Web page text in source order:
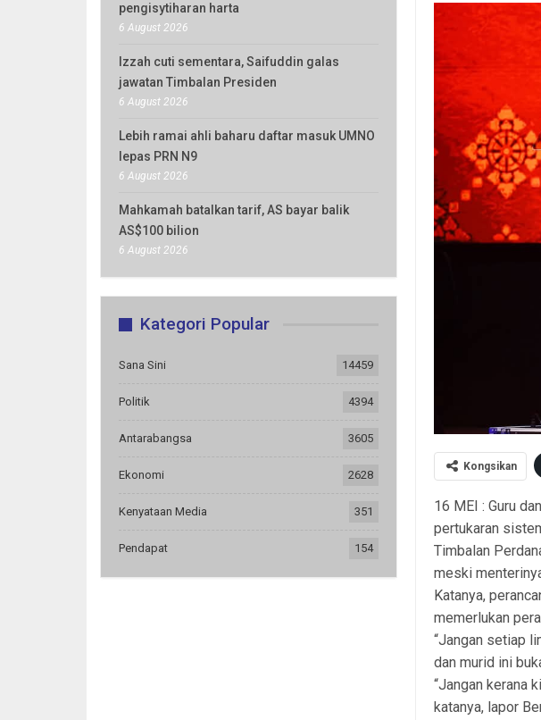
Kongsikan
16 MEI : Guru
pertukaran
Timbalan
meski
Katanya,
memerlukan
“Jangan setiap
dan murid ini
“Jangan kerana
katanya, lapor
pengisytiharan harta
6 August 2026
Izzah cuti sementara, Saifuddin galas
jawatan Timbalan Presiden
6 August 2026
Lebih ramai ahli baharu daftar masuk UMNO
lepas PRN N9
6 August 2026
Mahkamah batalkan tarif, AS bayar balik
AS$100 bilion
6 August 2026
Kategori Popular
Sana Sini 14459
Politik 4394
Antarabangsa 3605
Ekonomi 2628
Kenyataan Media 351
Pendapat 154